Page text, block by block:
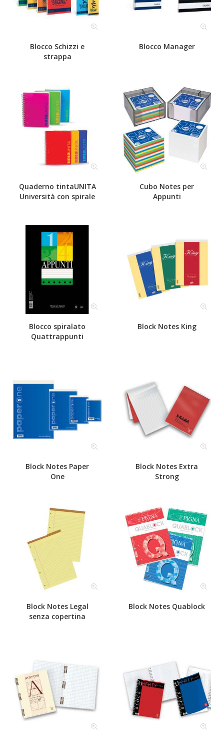
Blocco Schizzi e
strappa
Blocco Manager
Quaderno tintaUNITA
Università con spirale
Cubo Notes per
Appunti
Blocco spiralato
Quattrappunti
Block Notes King
Block Notes Paper
One
Block Notes Extra
Strong
Block Notes Legal
senza copertina
Block Notes Quablock